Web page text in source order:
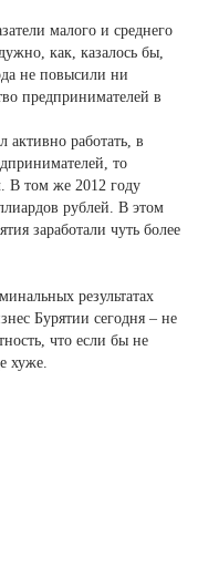
малого и среднего
как, казалось бы,
не повысили ни
предпринимателей в
активно работать, в
то
В том же 2012 году
рублей. В этом
заработали чуть более
результатах
Бурятии сегодня – не
что если бы не
хуже.